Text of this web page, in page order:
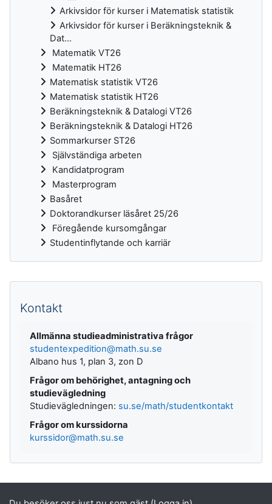
Arkivsidor för kurser i Matematisk statistik
Arkivsidor för kurser i Beräkningsteknik &
Dat...
Matematik VT26
Matematik HT26
Matematisk statistik VT26
Matematisk statistik HT26
Beräkningsteknik & Datalogi VT26
Beräkningsteknik & Datalogi HT26
Sommarkurser ST26
Självständiga arbeten
Kandidatprogram
Masterprogram
Basåret
Doktorandkurser läsåret 25/26
Föregående kursomgångar
Studentinflytande och karriär
Kontakt
Allmänna studieadministrativa frågor
studentexpedition@math.su.se
Albano hus 1, plan 3, zon D
Frågor om behörighet, antagning och
studievägledning
Studievägledningen: su.se/math/studentkontakt
Frågor om kurssidorna
kurssidor@math.su.se